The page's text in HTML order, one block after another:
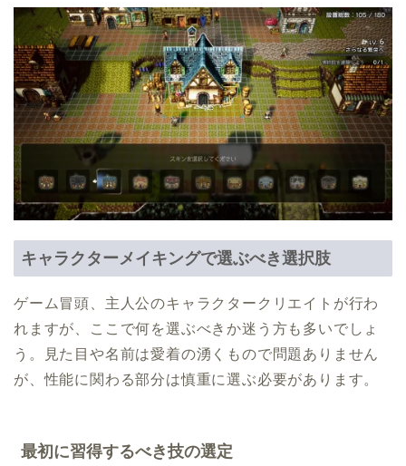
キャラクターメイキングで選ぶべき選択肢
ゲーム冒頭、主人公のキャラクタークリエイトが行わ
れますが、ここで何を選ぶべきか迷う方も多いでしょ
う。見た目や名前は愛着の湧くもので問題ありません
が、性能に関わる部分は慎重に選ぶ必要があります。
最初に習得するべき技の選定